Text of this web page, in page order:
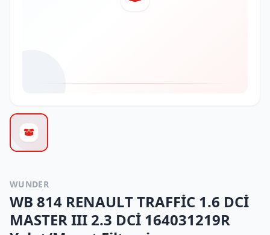
WUNDER
WB 814 RENAULT TRAFFİC 1.6 DCİ
MASTER III 2.3 DCİ 164031219R